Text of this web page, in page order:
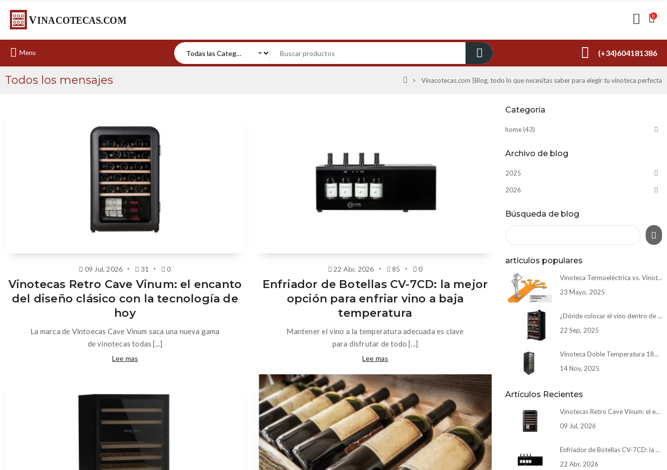
0
Menu (+34)604181386
Todos los mensajes Vinacotecas.com |Blog, todo lo que necesitas saber para elegir tu vinoteca perfecta
09 Jul, 2026 31 0
Vinotecas Retro Cave Vinum: el encanto
del diseño clásico con la tecnología de
hoy
La marca de Vintoecas Cave Vinum saca una nueva gama
de vinotecas todas [...]
Lee mas
22 Abr, 2026 85 0
Enfriador de Botellas CV-7CD: la mejor
opción para enfriar vino a baja
temperatura
Mantener el vino a la temperatura adecuada es clave
para disfrutar de todo [...]
Lee mas
Categoría
home (43)
Archivo de blog
2025
2026
Búsqueda de blog
articulos populares
Vinoteca Termoeléctrica vs. Vinoteca con Compresor: ¿Cuál elegir?
23 Mayo, 2025
¿Dónde colocar el vino dentro de una vinoteca?
22 Sep, 2025
Vinoteca Doble Temperatura 180 Botellas Cave Vinum CV-180-N-2T
14 Nov, 2025
Artículos Recientes
Vinotecas Retro Cave Vinum: el encanto del diseño clásico con la tecnología de hoy
09 Jul, 2026
Enfriador de Botellas CV-7CD: la mejor opción para enfriar vino a baja temperatura
22 Abr, 2026